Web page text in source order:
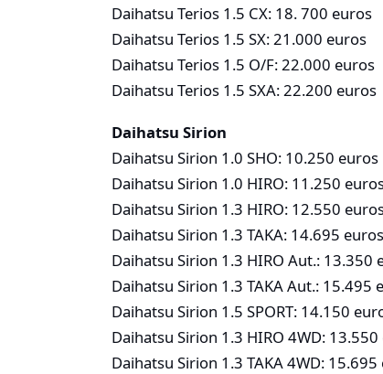
Daihatsu Terios 1.5 CX: 18. 700 euros
Daihatsu Terios 1.5 SX: 21.000 euros
Daihatsu Terios 1.5 O/F: 22.000 euros
Daihatsu Terios 1.5 SXA: 22.200 euros
Daihatsu Sirion
Daihatsu Sirion 1.0 SHO: 10.250 euros
Daihatsu Sirion 1.0 HIRO: 11.250
Daihatsu Sirion 1.3 HIRO: 12.550
Daihatsu Sirion 1.3 TAKA: 14.695 euros
Daihatsu Sirion 1.3 HIRO Aut.: 13.350
Daihatsu Sirion 1.3 TAKA Aut.: 15.495
Daihatsu Sirion 1.5 SPORT: 14.150
Daihatsu Sirion 1.3 HIRO 4WD:
Daihatsu Sirion 1.3 TAKA 4WD: